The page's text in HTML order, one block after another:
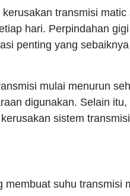
transmisi matic
hari. Perpindahan
penting yang
mulai menurun
digunakan. Selain itu,
sistem
membuat suhu transmisi